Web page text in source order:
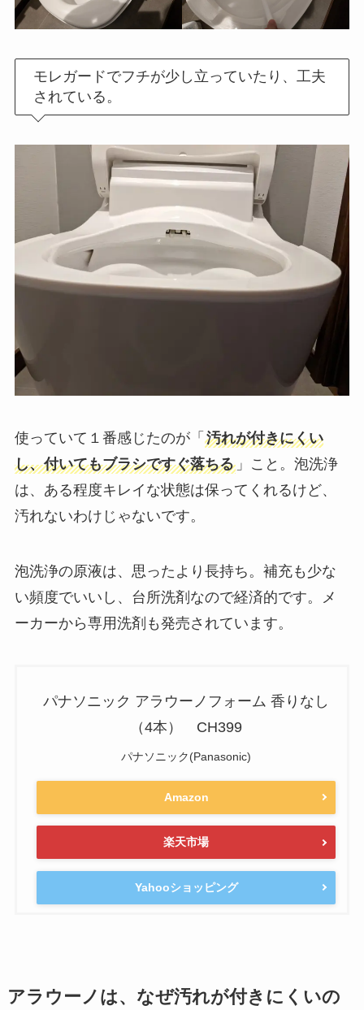
モレガードでフチが少し立っていたり、工夫
されている。
使っていて１番感じたのが「 汚れが付きにくい
し、付いてもブラシですぐ落ちる」こと。泡洗浄
は、ある程度キレイな状態は保ってくれるけど、
汚れないわけじゃないです。
泡洗浄の原液は、思ったより長持ち。補充も少な
い頻度でいいし、台所洗剤なので経済的です。メ
ーカーから専用洗剤も発売されています。
パナソニック アラウーノフォーム 香りなし
（4本） CH399
パナソニック(Panasonic)
Amazon
楽天市場
Yahooショッピング
アラウーノは、なぜ汚れが付きにくいの